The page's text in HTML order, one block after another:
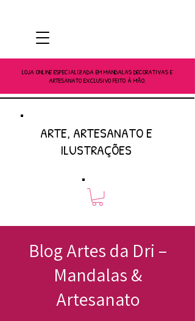
LOJA ONLINE ESPECIALIZADA EM MANDALAS DECORATIVAS E
ARTESANATO EXCLUSIVO FEITO À MÃO.
ARTE, ARTESANATO E
ILUSTRAÇÕES
Blog Artes da Dri –
Mandalas &
Artesanato